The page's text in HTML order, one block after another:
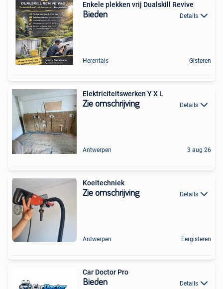
Enkele plekken vrij Dualskill Revive
Bieden Details
Herentals Gisteren
Elektriciteitswerken Y X L
Zie omschrijving Details
Antwerpen 3 aug 26
Koeltechniek
Zie omschrijving Details
Antwerpen Eergisteren
Car Doctor Pro
Bieden Details